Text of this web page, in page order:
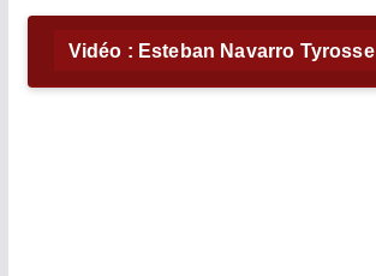
Vidéo : Esteban Navarro Tyrosse